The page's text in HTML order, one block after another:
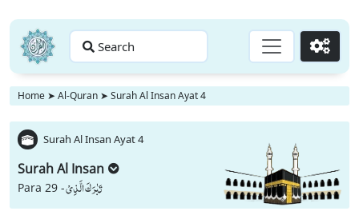
Search Go
Home ➤ Al-Quran ➤ Surah Al Insan Ayat 4
Surah Al Insan Ayat 4
Surah Al Insan
Para 29 -تَبٰرَكَ الَّذِیْ